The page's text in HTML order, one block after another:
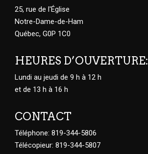
25, rue de l'Église
Notre-Dame-de-Ham
Québec, G0P 1C0
HEURES D’OUVERTURE:
Lundi au jeudi de 9 h à 12 h
et de 13 h à 16 h
CONTACT
Téléphone: 819-344-5806
Télécopieur: 819-344-5807